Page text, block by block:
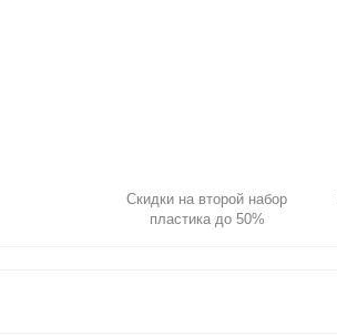
Скидки на второй набор
пластика до 50%